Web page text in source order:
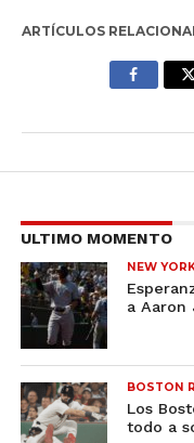
ARTÍCULOS
ULTIMO MOMENTO
NEW
a Aaron
BOSTON
Los
todo a